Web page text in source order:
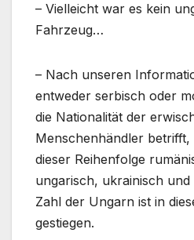
– Vielleicht war es kein
Fahrzeug…
– Nach unseren
entweder serbisch oder
die Nationalität der
Menschenhändler betrifft,
dieser Reihenfolge
ungarisch, ukrainisch und
Zahl der Ungarn ist in
gestiegen.